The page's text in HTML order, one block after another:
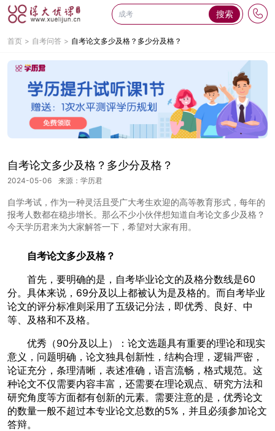
搜索
首页 自考问答 自考论文多少及格？多少分及格？
自考论文多少及格？多少分及格？
2024-05-06 来源：学历君
自学考试，作为一种灵活且受广大考生欢迎的高等教育形式，每年的
报考人数都在稳步增长。那么不少小伙伴想知道自考论文多少及格？
今天学历君来为大家解答一下，希望对大家有用。
自考论文多少及格？
首先，要明确的是，自考毕业论文的及格分数线是60
分。具体来说，69分及以上都被认为是及格的。而自考毕业
论文的评分标准则采用了五级记分法，即优秀、良好、中
等、及格和不及格。
优秀（90分及以上）：论文选题具有重要的理论和现实
意义，问题明确，论文独具创新性，结构合理，逻辑严密，
论证充分，条理清晰，表述准确，语言流畅，格式规范。这
种论文不仅需要内容丰富，还需要在理论观点、研究方法和
研究角度等方面都有创新的元素。需要注意的是，优秀论文
的数量一般不超过本专业论文总数的5%，并且必须参加论文
答辩。